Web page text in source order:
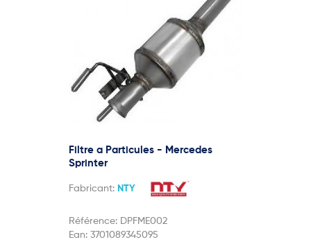
Filtre a Particules - Mercedes
Sprinter
Fabricant: NTY
Référence: DPFME002
Ean: 3701089345095